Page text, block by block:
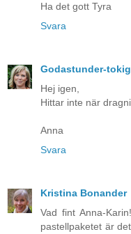
Ha det gott Tyra
Svara
Godastunder-
Hej igen,
Hittar inte när
Anna
Svara
Kristina Bonander
Vad fint Anna-
pastellpaketet är